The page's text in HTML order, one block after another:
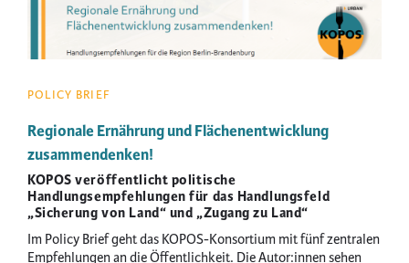
POLICY BRIEF
Regionale Ernährung und Flächenentwicklung
zusammendenken!
KOPOS veröffentlicht politische
Handlungsempfehlungen für das Handlungsfeld
„Sicherung von Land“ und „Zugang zu Land“
Im Policy Brief geht das KOPOS-Konsortium mit fünf zentralen
Empfehlungen an die Öffentlichkeit. Die Autor:innen sehen